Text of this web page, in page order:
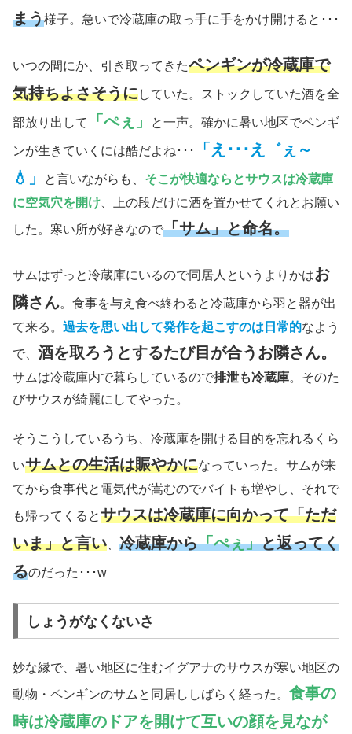
まう様子。急いで冷蔵庫の取っ手に手をかけ開けると･･･
いつの間にか、引き取ってきたペンギンが冷蔵庫で
気持ちよさそうにしていた。ストックしていた酒を全
部放り出して 「ぺぇ」 と一声。確かに暑い地区でペンギ
ンが生きていくには酷だよね･･･
「え･･･え゛ぇ～
💧」
と言いながらも、 そこが快適ならとサウスは冷蔵庫
に空気穴を開け 、上の段だけに酒を置かせてくれとお願い
した。寒い所が好きなので「サム」と命名。
サムはずっと冷蔵庫にいるので同居人というよりかはお
隣さん。食事を与え食べ終わると冷蔵庫から羽と器が出
て来る。 過去を思い出して発作を起こすのは日常的なよう
で、 酒を取ろうとするたび目が合うお隣さん。
サムは冷蔵庫内で暮らしているので排泄も冷蔵庫。そのた
びサウスが綺麗にしてやった。
そうこうしているうち、冷蔵庫を開ける目的を忘れるくら
いサムとの生活は賑やかになっていった。サムが来
てから食事代と電気代が嵩むのでバイトも増やし、それで
も帰ってくるとサウスは冷蔵庫に向かって「ただ
いま」と言い、 冷蔵庫から「ぺぇ」と返ってく
るのだった･･･w
しょうがなくないさ
妙な縁で、暑い地区に住むイグアナのサウスが寒い地区の
動物・ペンギンのサムと同居ししばらく経った。 食事の
時は冷蔵庫のドアを開けて互いの顔を見なが